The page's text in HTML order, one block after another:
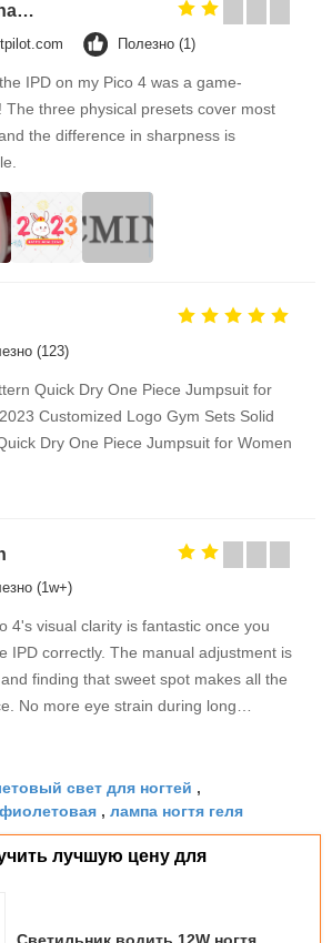
Songshang
Полезно (1)
IPD on my Pico 4 was a game-
The three physical presets cover most
the difference in sharpness is
(123)
Quick Dry One Piece Jumpsuit for
Customized Logo Gym Sets Solid
Dry One Piece Jumpsuit for Women
(1w+)
4's visual clarity is fantastic once you
IPD correctly. The manual adjustment is
finding that sweet spot makes all the
No more eye strain during long
you dial in the IPD correctly. The
is smooth, and finding that
makes all the difference. No more eye
long sessions. Highly recommend
is fantastic once you dial in the IPD
свет для ногтей ,
, лампа ногтя геля
лучшую цену для